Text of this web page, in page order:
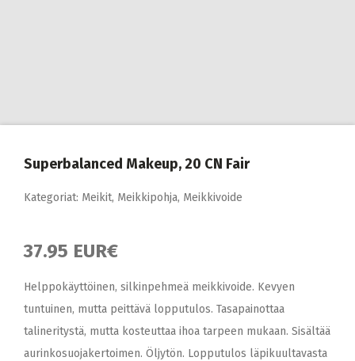
Superbalanced Makeup, 20 CN Fair
Kategoriat: Meikit, Meikkipohja, Meikkivoide
37.95 EUR€
Helppokäyttöinen, silkinpehmeä meikkivoide. Kevyen
tuntuinen, mutta peittävä lopputulos. Tasapainottaa
talineritystä, mutta kosteuttaa ihoa tarpeen mukaan. Sisältää
aurinkosuojakertoimen. Öljytön. Lopputulos läpikuultavasta